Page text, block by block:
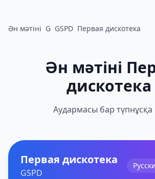
Ән мәтіні G GSPD Первая дискотека
Ән мәтіні
Аудармасы бар түпнұсқа
Первая дискотека
GSPD